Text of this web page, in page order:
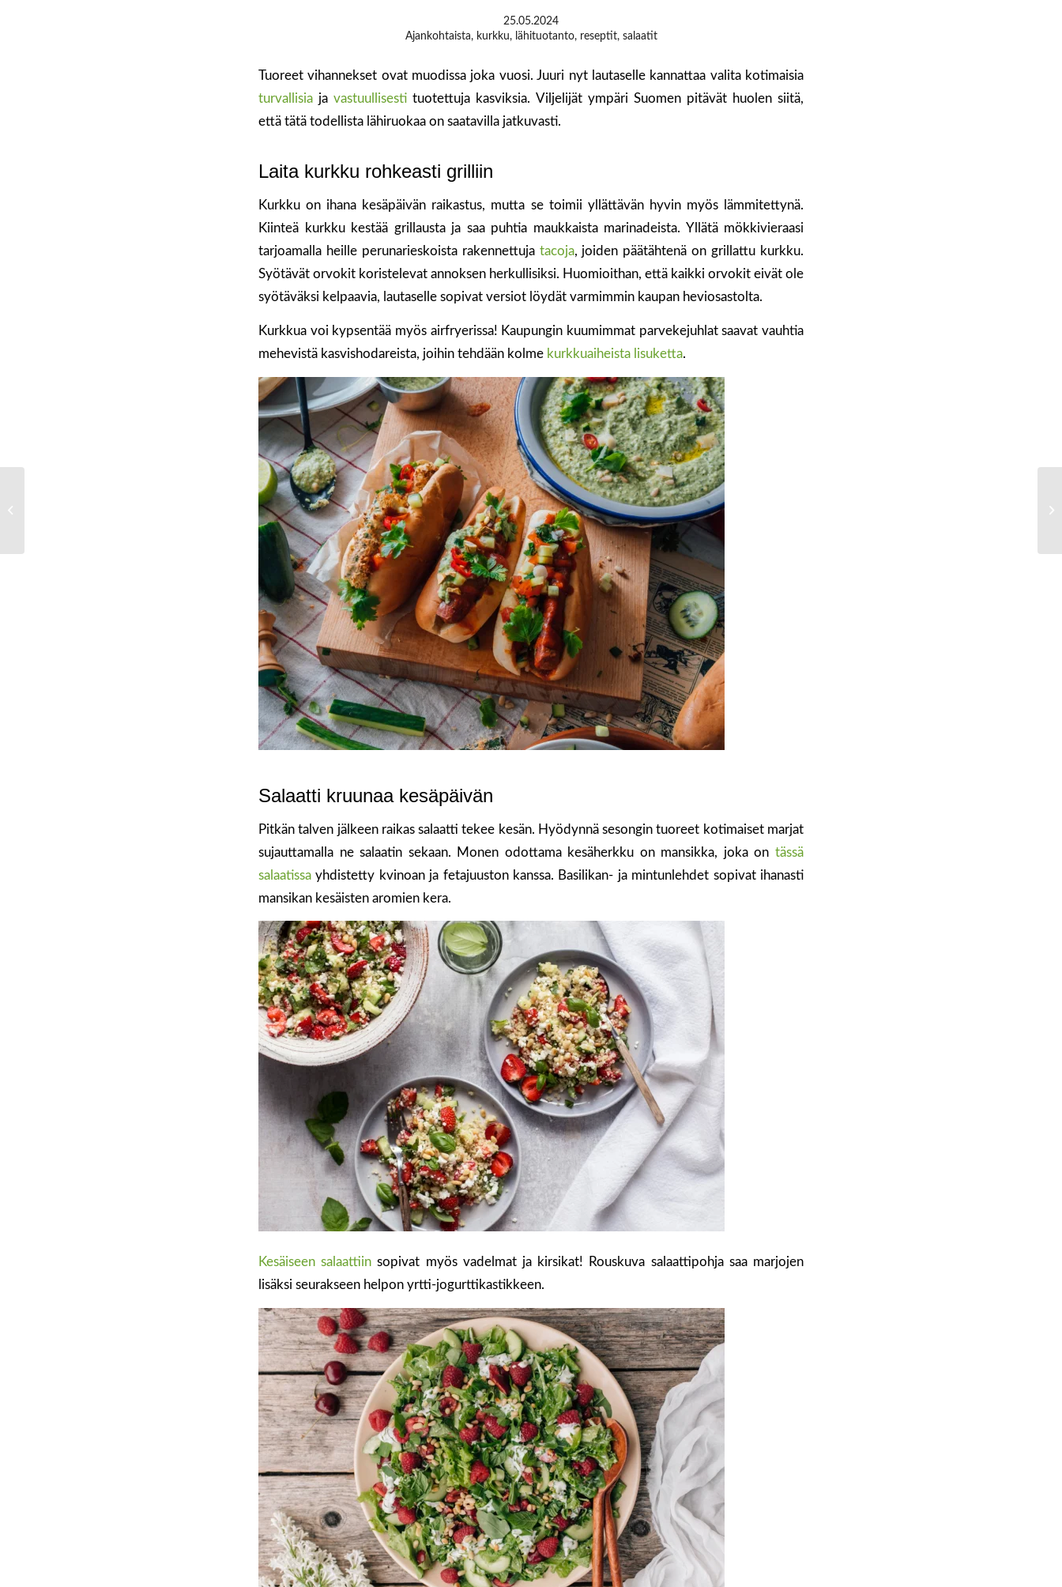
25.05.2024
Ajankohtaista, kurkku, lähituotanto, reseptit, salaatit
Tuoreet vihannekset ovat muodissa joka vuosi. Juuri nyt lautaselle kannattaa valita kotimaisia
turvallisia javastuullisesti tuotettuja kasviksia. Viljelijät ympäri Suomen pitävät huolen siitä,
että tätä todellista lähiruokaa on saatavilla jatkuvasti.
Laita kurkku rohkeasti grilliin
Kurkku on ihana kesäpäivän raikastus, mutta se toimii yllättävän hyvin myös lämmitettynä.
Kiinteä kurkku kestää grillausta ja saa puhtia maukkaista marinadeista. Yllätä mökkivieraasi
tarjoamalla heille perunarieskoista rakennettuja tacoja, joiden päätähtenä on grillattu kurkku.
Syötävät orvokit koristelevat annoksen herkullisiksi. Huomioithan, että kaikki orvokit eivät ole
syötäväksi kelpaavia, lautaselle sopivat versiot löydät varmimmin kaupan heviosastolta.
Kurkkua voi kypsentää myös airfryerissa! Kaupungin kuumimmat parvekejuhlat saavat vauhtia
mehevistä kasvishodareista, joihin tehdään kolme kurkkuaiheista lisuketta.
Salaatti kruunaa kesäpäivän
Pitkän talven jälkeen raikas salaatti tekee kesän. Hyödynnä sesongin tuoreet kotimaiset marjat
sujauttamalla ne salaatin sekaan. Monen odottama kesäherkku on mansikka, joka on tässä
salaatissa yhdistetty kvinoan ja fetajuuston kanssa. Basilikan- ja mintunlehdet sopivat ihanasti
mansikan kesäisten aromien kera.
Kesäiseen salaattiin sopivat myös vadelmat ja kirsikat! Rouskuva salaattipohja saa marjojen
lisäksi seurakseen helpon yrtti-jogurttikastikkeen.